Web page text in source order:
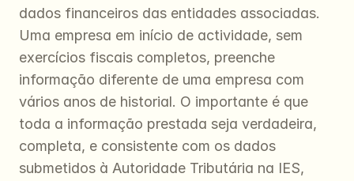
dados financeiros das entidades associadas.
Uma empresa em início de actividade, sem
exercícios fiscais completos, preenche
informação diferente de uma empresa com
vários anos de historial. O importante é que
toda a informação prestada seja verdadeira,
completa, e consistente com os dados
submetidos à Autoridade Tributária na IES,